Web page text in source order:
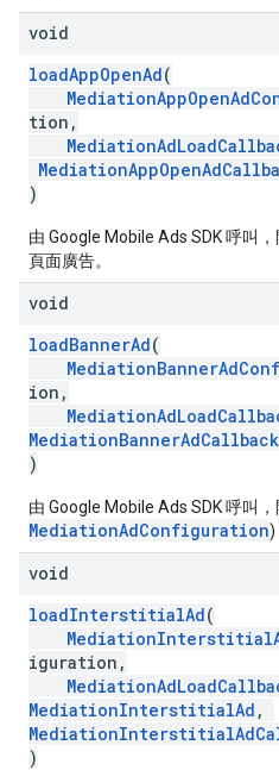
void
loadAppOpenAd(
tion,
)
由 Google Mobile Ads SDK 呼叫
頁面廣告。
void
loadBannerAd(
ion,
MediationBannerAdCallback
)
由 Google Mobile Ads SDK 呼叫
MediationAdConfiguration)
void
loadInterstitialAd(
iguration,
MediationInterstitialAd ,
)